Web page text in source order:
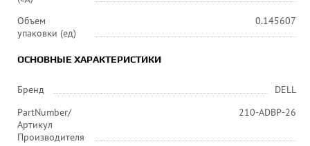
Объем
упаковки (ед)
0.145607
ОСНОВНЫЕ ХАРАКТЕРИСТИКИ
Бренд
DELL
PartNumber/
Артикул
Производителя
210-ADBP-26